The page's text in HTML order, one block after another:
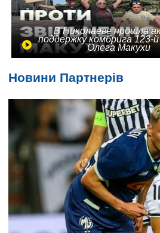
В Николаеве прошла
поддержку комбрига 123-
Олега Макухи